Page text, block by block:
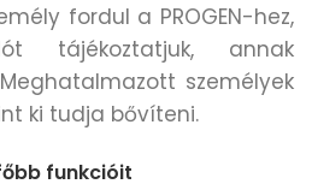
fordul a PROGEN-hez,
tájékoztatjuk, annak
személyek
ki tudja bővíteni.
funkcióit